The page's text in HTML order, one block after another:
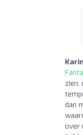
zien,
dan
over